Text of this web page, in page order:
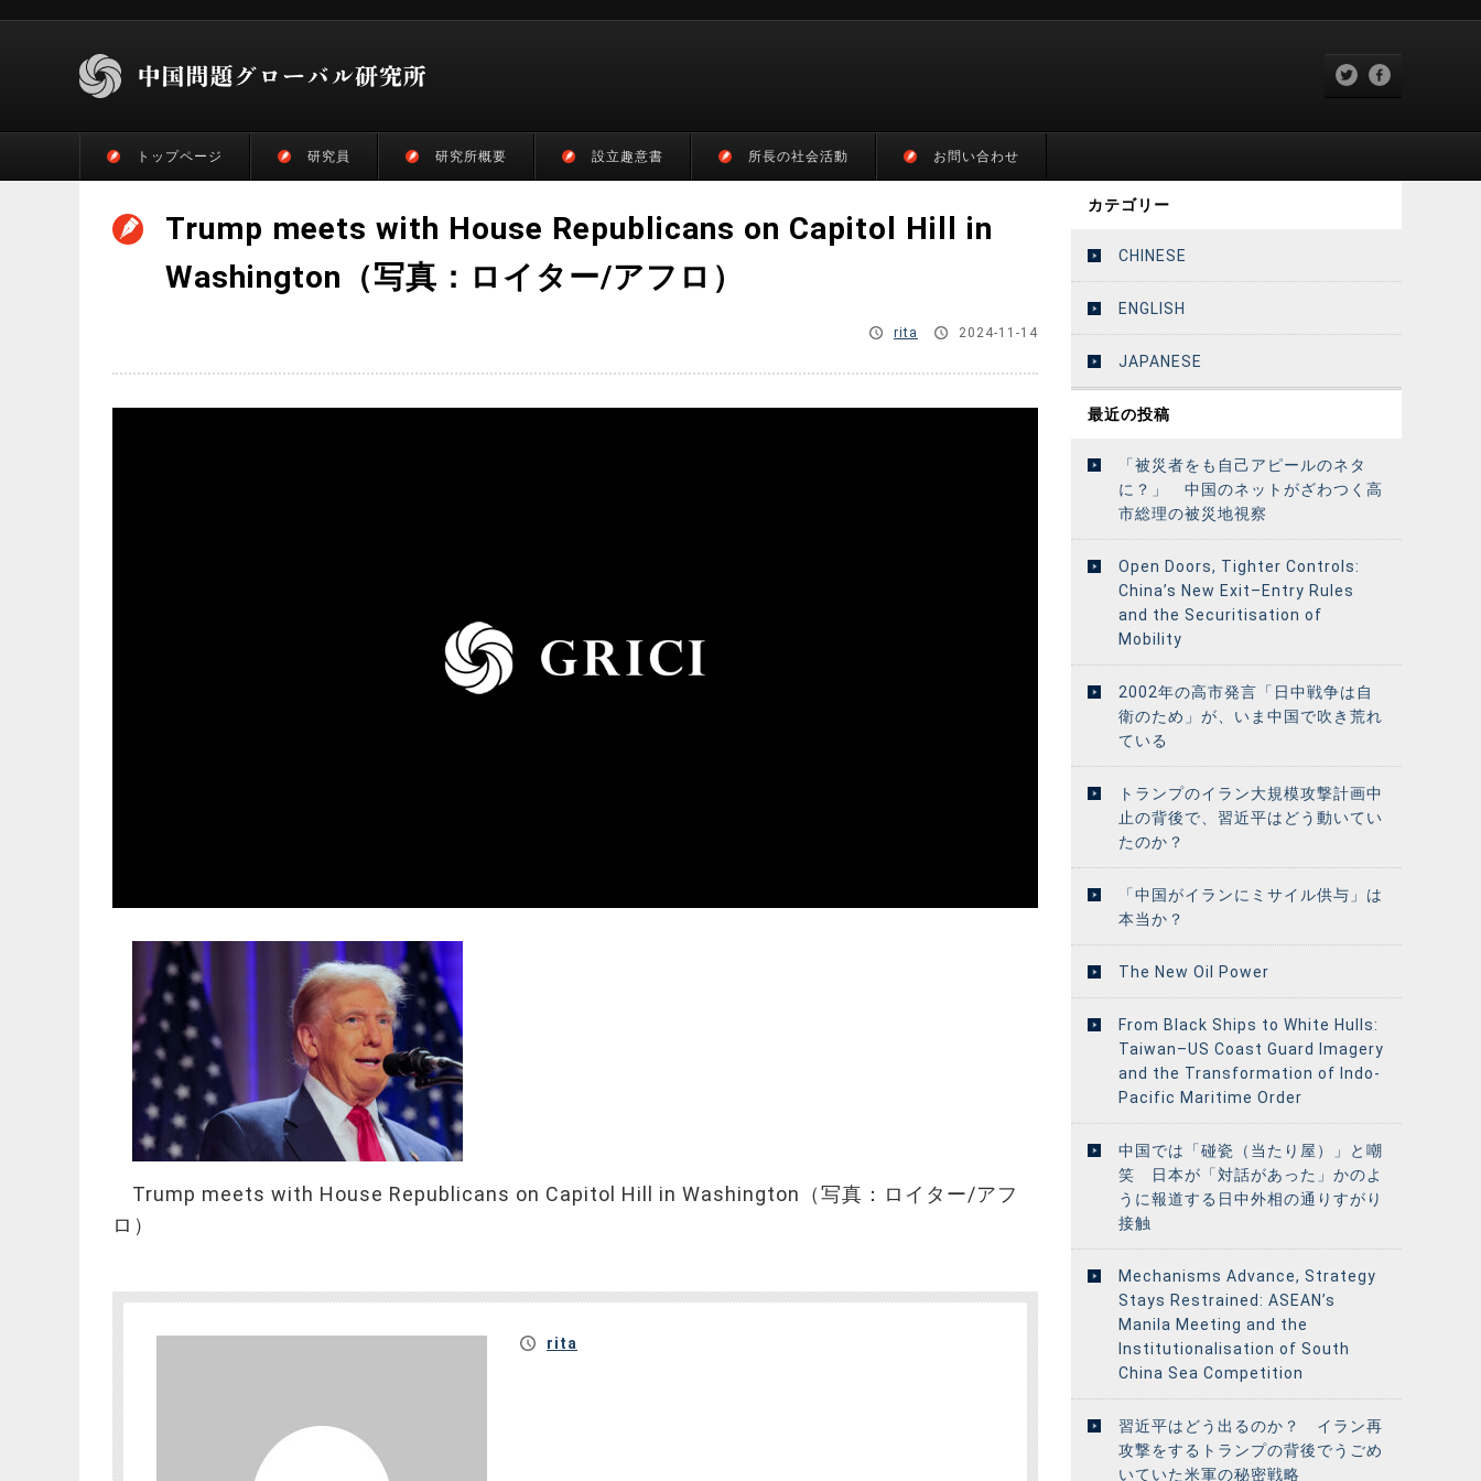
トップページ 研究員 研究所概要 設立趣意書 所長の社会活動 お問い合わせ
Trump meets with House Republicans on Capitol Hill in
Washington（写真：ロイター/アフロ）
rita 2024-11-14
Trump meets with House Republicans on Capitol Hill in Washington（写真：ロイター/アフ
ロ）
rita
カテゴリー
CHINESE
ENGLISH
JAPANESE
最近の投稿
「被災者をも自己アピールのネタ
に？」 中国のネットがざわつく高
市総理の被災地視察
Open Doors, Tighter Controls:
China’s New Exit–Entry Rules
and the Securitisation of
Mobility
2002年の高市発言「日中戦争は自
衛のため」が、いま中国で吹き荒れ
ている
トランプのイラン大規模攻撃計画中
止の背後で、習近平はどう動いてい
たのか？
「中国がイランにミサイル供与」は
本当か？
The New Oil Power
From Black Ships to White Hulls:
Taiwan–US Coast Guard Imagery
and the Transformation of Indo-
Pacific Maritime Order
中国では「碰瓷（当たり屋）」と嘲
笑 日本が「対話があった」かのよ
うに報道する日中外相の通りすがり
接触
Mechanisms Advance, Strategy
Stays Restrained: ASEAN’s
Manila Meeting and the
Institutionalisation of South
China Sea Competition
習近平はどう出るのか？ イラン再
攻撃をするトランプの背後でうごめ
いていた米軍の秘密戦略